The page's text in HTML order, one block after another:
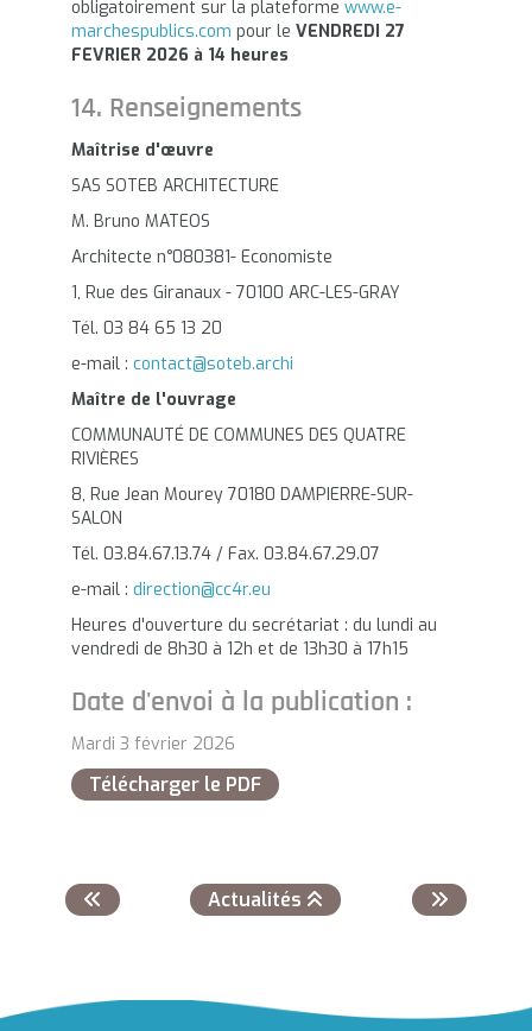
obligatoirement sur la plateforme www.e-
marchespublics.com pour le VENDREDI 27
FEVRIER 2026 à 14 heures
14. Renseignements
Maîtrise d'œuvre
SAS SOTEB ARCHITECTURE
M. Bruno MATEOS
Architecte n°080381- Economiste
1, Rue des Giranaux - 70100 ARC-LES-GRAY
Tél. 03 84 65 13 20
e-mail : contact@soteb.archi
Maître de l'ouvrage
COMMUNAUTÉ DE COMMUNES DES QUATRE
RIVIÈRES
8, Rue Jean Mourey 70180 DAMPIERRE-SUR-
SALON
Tél. 03.84.67.13.74 / Fax. 03.84.67.29.07
e-mail : direction@cc4r.eu
Heures d'ouverture du secrétariat : du lundi au
vendredi de 8h30 à 12h et de 13h30 à 17h15
Date d'envoi à la publication :
Mardi 3 février 2026
Télécharger le PDF
Actualités